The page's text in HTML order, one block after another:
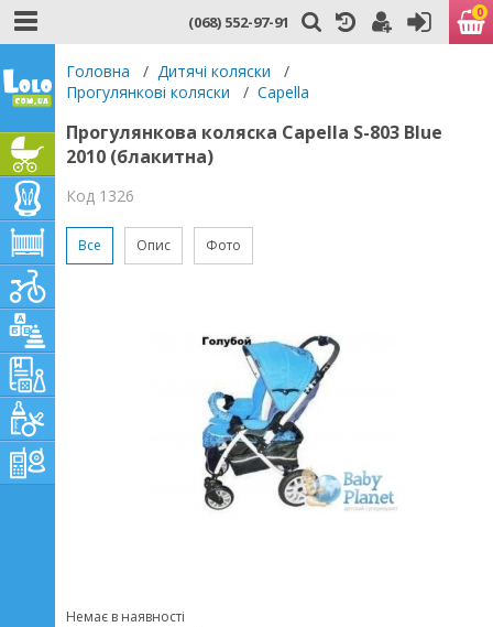
(068) 552-97-91 0
Головна / Дитячі коляски
/
Прогулянкові коляски
/ Capella
Прогулянкова коляска Capella S-803 Blue
2010 (блакитна)
Код 1326
Все Опис Фото
Немає в наявності